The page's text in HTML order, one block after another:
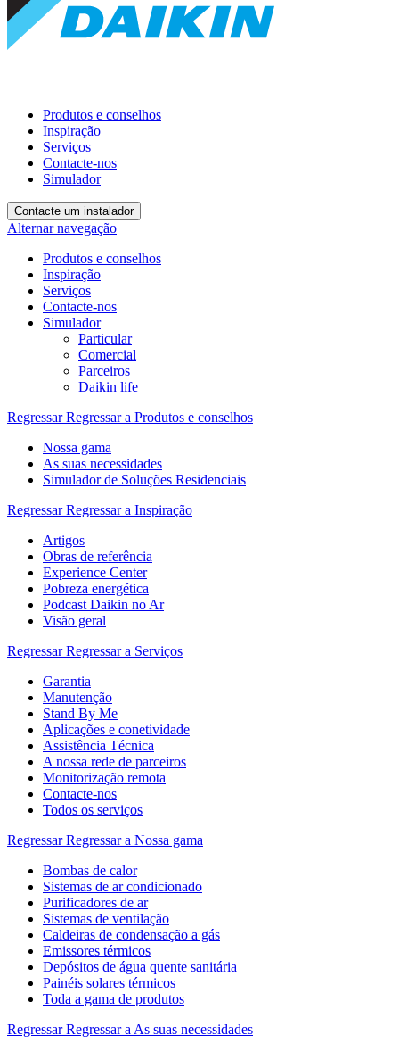
Produtos e conselhos
Inspiração
Serviços
Contacte-nos
Simulador
Contacte um instalador
Alternar navegação
Produtos e conselhos
Inspiração
Serviços
Contacte-nos
Simulador
Particular
Comercial
Parceiros
Daikin life
Regressar Regressar a Produtos e conselhos
Nossa gama
As suas necessidades
Simulador de Soluções Residenciais
Regressar Regressar a Inspiração
Artigos
Obras de referência
Experience Center
Pobreza energética
Podcast Daikin no Ar
Visão geral
Regressar Regressar a Serviços
Garantia
Manutenção
Stand By Me
Aplicações e conetividade
Assistência Técnica
A nossa rede de parceiros
Monitorização remota
Contacte-nos
Todos os serviços
Regressar Regressar a Nossa gama
Bombas de calor
Sistemas de ar condicionado
Purificadores de ar
Sistemas de ventilação
Caldeiras de condensação a gás
Emissores térmicos
Depósitos de água quente sanitária
Painéis solares térmicos
Toda a gama de produtos
Regressar Regressar a As suas necessidades